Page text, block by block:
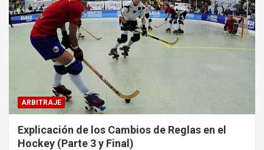
ARBITRAJE
Explicación de los Cambios de Reglas en el
Hockey (Parte 3 y Final)